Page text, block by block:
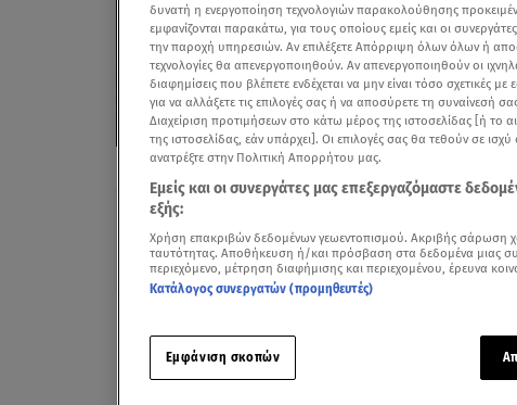
Δείτε περισσότερα άρθρα μας στην αναζήτηση σας
Πρόσθηκη star.gr στις επιλογές σας
Add star.gr on
Η Pirelli ανακοινώνει ότι το Ημερολόγιο του 2027
δυνατή η ενεργοποίηση τεχνολογιών παρακολούθησης
εμφανίζονται παρακάτω, για τους οποίους εμείς και οι
την παροχή υπηρεσιών. Αν επιλέξετε Απόρριψη όλων όλων ή
τεχνολογίες θα απενεργοποιηθούν. Αν απενεργοποιηθούν οι
διαφημίσεις που βλέπετε ενδέχεται να μην είναι τόσο σχετικές
για να αλλάξετε τις επιλογές σας ή να αποσύρετε τη συναίνεσή
Διαχείριση προτιμήσεων στο κάτω μέρος της ιστοσελίδας [ή το
της ιστοσελίδας, εάν υπάρχει]. Οι επιλογές σας θα τεθούν σε
ανατρέξτε στην Πολιτική Απορρήτου μας.
Εμείς και οι συνεργάτες μας επεξεργαζόμαστε
εξής:
Χρήση επακριβών δεδομένων γεωεντοπισμού. Ακριβής σάρωση
ταυτότητας. Αποθήκευση ή/και πρόσβαση στα δεδομένα μιας
περιεχόμενο, μέτρηση διαφήμισης και περιεχομένου, έρευνα
Κατάλογος συνεργατών (προμηθευτές)
Εμφάνιση σκοπών